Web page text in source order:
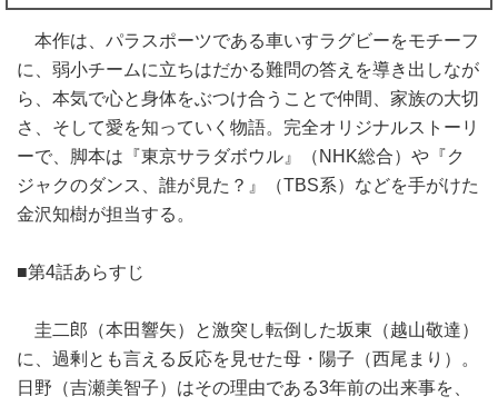
本作は、パラスポーツである車いすラグビーをモチーフ
に、弱小チームに立ちはだかる難問の答えを導き出しなが
ら、本気で心と身体をぶつけ合うことで仲間、家族の大切
さ、そして愛を知っていく物語。完全オリジナルストーリ
ーで、脚本は『東京サラダボウル』（NHK総合）や『ク
ジャクのダンス、誰が見た？』（TBS系）などを手がけた
金沢知樹が担当する。
■第4話あらすじ
圭二郎（本田響矢）と激突し転倒した坂東（越山敬達）
に、過剰とも言える反応を見せた母・陽子（西尾まり）。
日野（吉瀬美智子）はその理由である3年前の出来事を、